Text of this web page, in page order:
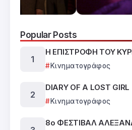
Popular Posts
Η ΕΠΙΣΤΡΟΦΗ ΤΟΥ
Κινηματογράφος
DIARY OF A LOST GIRL
Κινηματογράφος
8ο ΦΕΣΤΙΒΑΛ